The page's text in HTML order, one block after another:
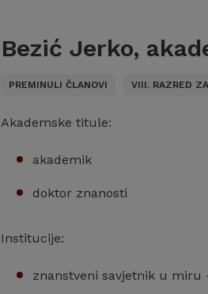
Bezić Jerko,
PREMINULI ČLANOVI VIII. RAZRED
Akademske titule:
akademik
doktor znanosti
Institucije:
znanstveni savjetnik u